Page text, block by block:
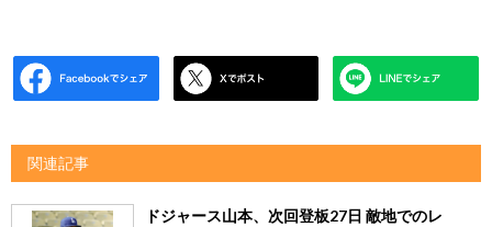
関連記事
ドジャース山本、次回登板27日 敵地でのレ